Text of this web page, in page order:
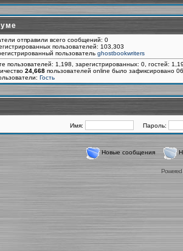
отправили всего сообщений: 0
пользователей: 103,303
пользователь ghostbookwriters
пользователей: 1,198, зарегистрированных: 0, гостей:
24,668 пользователей online было зафиксировано
Гость
Имя: Пароль:
Новые сообщения